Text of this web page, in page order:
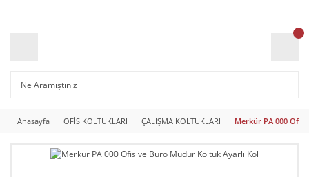
Anasayfa OFİS KOLTUKLARI ÇALIŞMA KOLTUKLARI Merkür PA 000 Ofis